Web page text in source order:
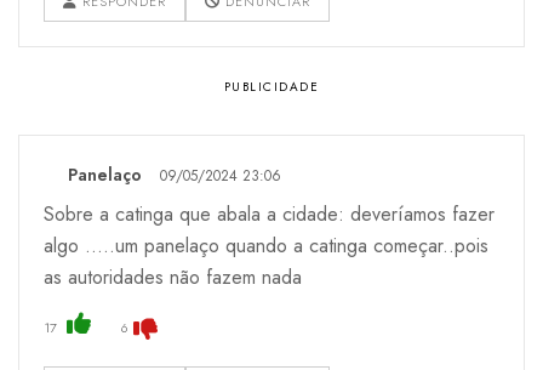
Panelaço 09/05/2024 23:06
Sobre a catinga que abala a cidade: deveríamos fazer
algo .....um panelaço quando a catinga começar..pois
as autoridades não fazem nada
17 6